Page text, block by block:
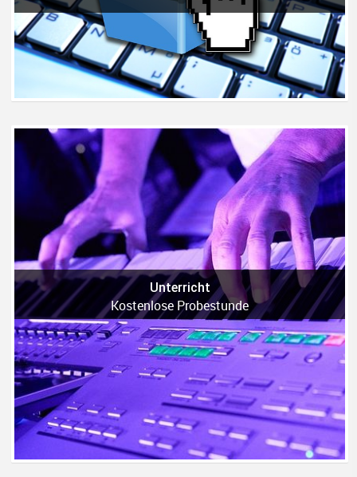
Unterricht
Kostenlose Probestunde